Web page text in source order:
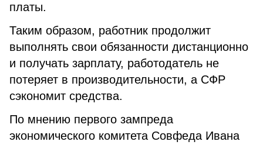
платы.
Таким образом, работник продолжит
выполнять свои обязанности дистанционно
и получать зарплату, работодатель не
потеряет в производительности, а СФР
сэкономит средства.
По мнению первого зампреда
экономического комитета Совфеда Ивана